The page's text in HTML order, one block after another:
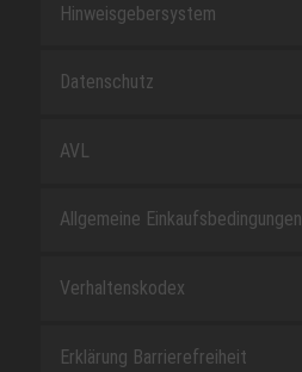
Hinweisgebersystem
Datenschutz
AVL
Allgemeine Einkaufsbedingungen
Verhaltenskodex
Erklärung Barrierefreiheit